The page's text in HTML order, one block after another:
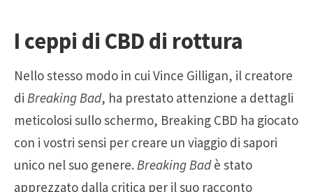
I ceppi di CBD di rottura
Nello stesso modo in cui Vince Gilligan, il creatore
di Breaking Bad, ha prestato attenzione a dettagli
meticolosi sullo schermo, Breaking CBD ha giocato
con i vostri sensi per creare un viaggio di sapori
unico nel suo genere. Breaking Badè stato
apprezzato dalla critica per il suo racconto